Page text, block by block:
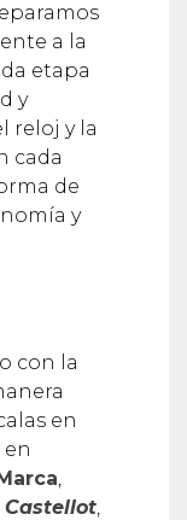
a la
etapa
y
reloj y la
cada
de
y
con la
en
Castellot